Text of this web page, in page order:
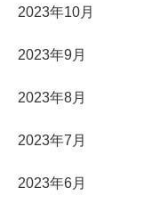
2023年10月
2023年9月
2023年8月
2023年7月
2023年6月